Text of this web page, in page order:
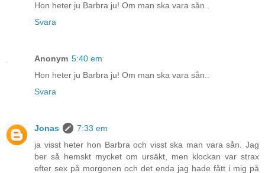
Hon heter ju Barbra ju! Om man ska vara sån..
Svara
Anonym 5:40 em
Hon heter ju Barbra ju! Om man ska vara sån..
Svara
Jonas
7:33 em
ja visst heter hon Barbra och visst ska man vara sån. Jag
ber så hemskt mycket om ursäkt, men klockan var strax
efter sex på morgonen och det enda jag hade fått i mig på